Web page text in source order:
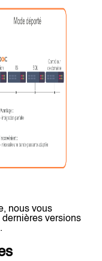
nous vous
versions